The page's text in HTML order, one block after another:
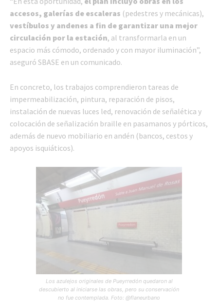
accesos, galerías de escaleras (pedestres y mecánicas),
vestíbulos y andenes a fin de garantizar una mejor
circulación por la estación, al transformarla en un
espacio más cómodo, ordenado y con mayor iluminación”,
aseguró SBASE en un comunicado.
En concreto, los trabajos comprendieron tareas de
impermeabilización, pintura, reparación de pisos,
instalación de nuevas luces led, renovación de señalética y
colocación de señalización braille en pasamanos y pórticos,
además de nuevo mobiliario en andén (bancos, cestos y
apoyos isquiáticos).
Los azulejos originales de Pueyrredón quedaron al
descubierto al iniciarse las obras, pero su conservación
no fue contemplada. Foto: @flaneurbano